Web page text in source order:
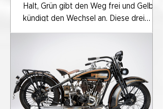
Halt, Grün gibt den Weg frei und Gelb
kündigt den Wechsel an. Diese drei
fahren darf und wer warten muss. Dass
dieses System heute so einfach und
eindeutig wirkt, ist das Ergebnis einer
langen Entwicklung. Mit dem
zunehmenden Verkehr in den Städten